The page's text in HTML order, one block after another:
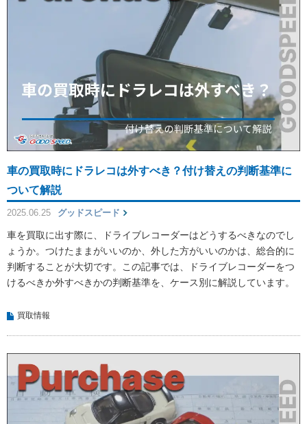
車の買取時にドラレコは外すべき？付け替えの判断基準に
ついて解説
2025.06.25 グッドスピード
車を買取に出す際に、ドライブレコーダーはどうするべきなのでし
ょうか。つけたままがいいのか、外した方がいいのかは、総合的に
判断することが大切です。この記事では、ドライブレコーダーをつ
けるべきか外すべきかの判断基準を、ケース別に解説しています。
買取情報